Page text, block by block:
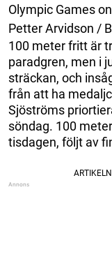
Olympic Games
Petter Arvidson /
100 meter fritt är
paradgren, men i
sträckan, och
från att ha
Sjöströms
söndag. 100
tisdagen, följt av